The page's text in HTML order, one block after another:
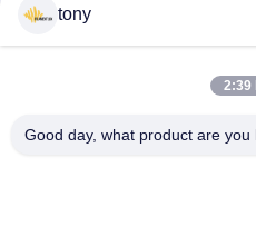
ইউনিফর্ম গ্লো 90 সিআরআই 8 ডাব্লু / এম
স্ট্রিপ লাইট
ফ্লিপ চিপ ইউনিফর্ম লিনিয়ার আলোকসজ্জা
tony
2:39
Good day, what product are you